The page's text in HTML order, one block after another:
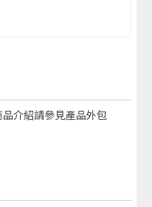
介紹請參見產品外包